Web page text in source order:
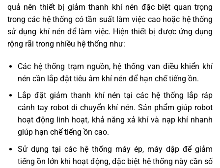
quả nên thiết bị giảm thanh khí nén đặc biệt quan trọng
trong các hệ thống có tần suất làm việc cao hoặc hệ thống
sử dụng khí nén để làm việc. Hiện thiết bị được ứng dụng
rộng rãi trong nhiều hệ thống như:
Các hệ thống trạm nguồn, hệ thống van điều khiển khí
nén cần lắp đặt tiêu âm khí nén để hạn chế tiếng ồn.
Lắp đặt giảm thanh khí nén tại các hệ thống lắp ráp
cánh tay robot di chuyển khí nén. Sản phẩm giúp robot
hoạt động linh hoạt, khả năng xả khí và nạp khí nhanh
giúp hạn chế tiếng ồn cao.
Sử dụng tại các hệ thống máy ép, máy dập để giảm
tiếng ồn lớn khi hoạt động, đặc biệt hệ thống này cần số